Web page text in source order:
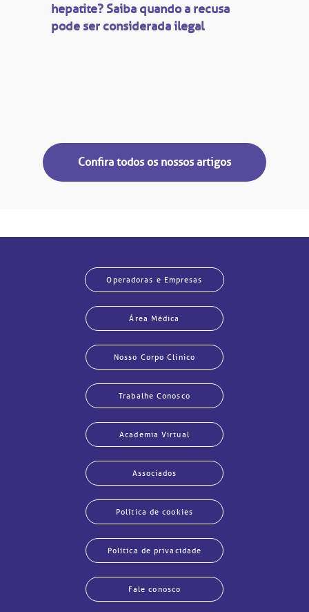
hepatite? Saiba quando a recusa
pode ser considerada ilegal
Confira todos os nossos artigos
Operadoras e Empresas
Área Médica
Nosso Corpo Clínico
Trabalhe Conosco
Academia Virtual
Associados
Política de cookies
Política de privacidade
Fale conosco